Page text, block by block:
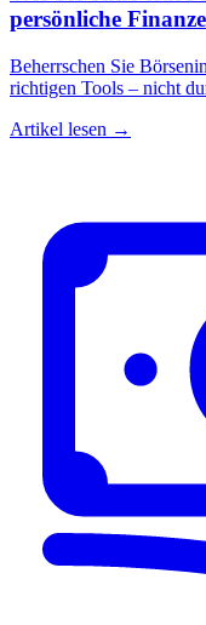
persönliche
Beherrschen Sie
richtigen Tools – nicht
Artikel lesen →